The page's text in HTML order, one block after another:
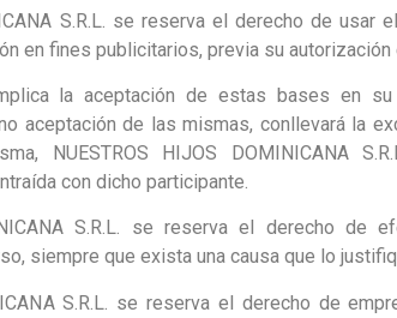
S.R.L. se reserva el derecho de usar
en fines publicitarios, previa su autorización
la aceptación de estas bases en
aceptación de las mismas, conllevará la
NUESTROS HIJOS DOMINICANA
con dicho participante.
S.R.L. se reserva el derecho de
siempre que exista una causa que lo
S.R.L. se reserva el derecho de